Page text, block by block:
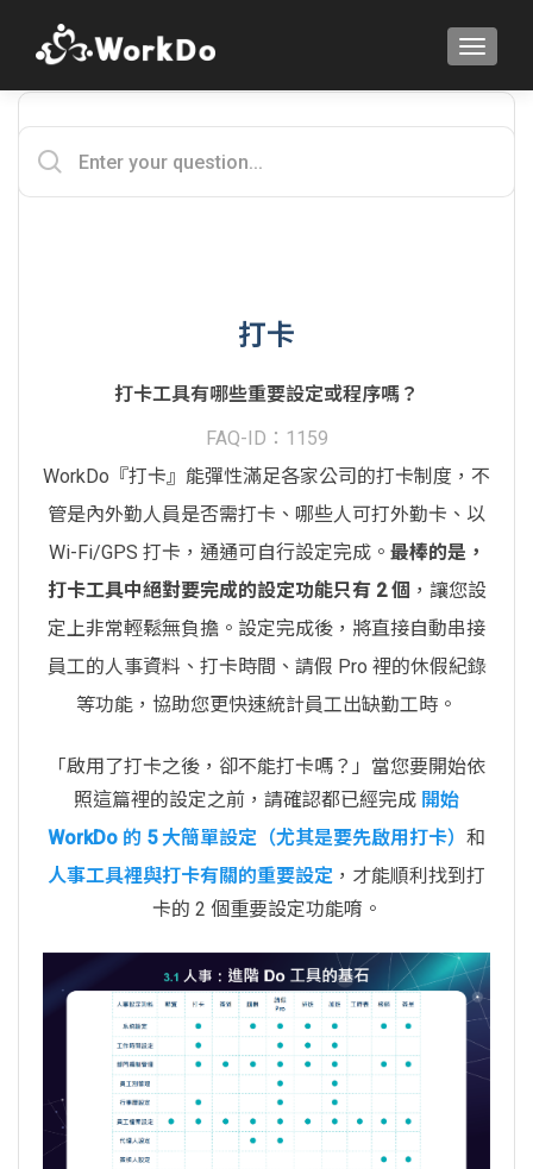
打卡
打卡工具有哪些重要設定或程序嗎？
FAQ-ID：1159
WorkDo『打卡』能彈性滿足各家公司的打卡制度，不
管是內外勤人員是否需打卡、哪些人可打外勤卡、以
Wi-Fi/GPS 打卡，通通可自行設定完成。 最棒的是，
打卡工具中絕對要完成的設定功能只有 2 個 ，讓您設
定上非常輕鬆無負擔。設定完成後，將直接自動串接
員工的人事資料、打卡時間、請假 Pro 裡的休假紀錄
等功能，協助您更快速統計員工出缺勤工時。
「啟用了打卡之後，卻不能打卡嗎？」當您要開始依
照這篇裡的設定之前，請確認都已經完成 開始
WorkDo 的 5 大簡單設定（尤其是要先啟用打卡） 和
人事工具裡與打卡有關的重要設定 ，才能順利找到打
卡的 2 個重要設定功能唷。